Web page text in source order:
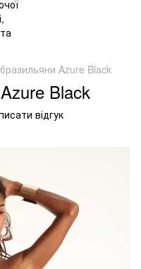
Azure Black
Black
відгук